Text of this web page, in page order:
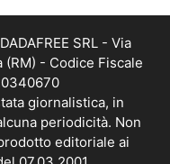
SRL - Via
(RM) - Codice Fiscale
giornalistica, in
periodicità. Non
editoriale ai